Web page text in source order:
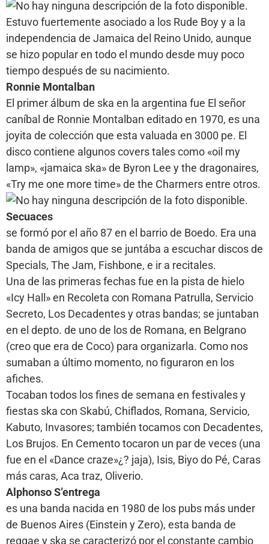
Estuvo fuertemente asociado a los Rude Boy y a la
independencia de Jamaica del Reino Unido, aunque
se hizo popular en todo el mundo desde muy poco
tiempo después de su nacimiento.
Ronnie Montalban
El primer álbum de ska en la argentina fue El señor
caníbal de Ronnie Montalban editado en 1970, es una
joyita de colección que esta valuada en 3000 pe. El
disco contiene algunos covers tales como «oil my
lamp», «jamaica ska» de Byron Lee y the dragonaires,
«Try me one more time» de the Charmers entre otros.
Secuaces
se formó por el año 87 en el barrio de Boedo. Era una
banda de amigos que se juntába a escuchar discos de
Specials, The Jam, Fishbone, e ir a recitales.
Una de las primeras fechas fue en la pista de hielo
«Icy Hall» en Recoleta con Romana Patrulla, Servicio
Secreto, Los Decadentes y otras bandas; se juntaban
en el depto. de uno de los de Romana, en Belgrano
(creo que era de Coco) para organizarla. Como nos
sumaban a último momento, no figuraron en los
afiches.
Tocaban todos los fines de semana en festivales y
fiestas ska con Skabú, Chiflados, Romana, Servicio,
Kabuto, Invasores; también tocamos con Decadentes,
Los Brujos. En Cemento tocaron un par de veces (una
fue en el «Dance craze»¿? jaja), Isis, Biyo do Pé, Caras
más caras, Aca traz, Oliverio.
Alphonso S’entrega
es una banda nacida en 1980 de los pubs más under
de Buenos Aires (Einstein y Zero), esta banda de
reggae y ska se caracterizó por el constante cambio